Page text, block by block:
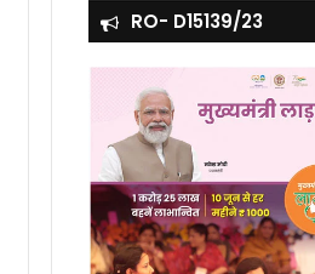
RO- D15139/23